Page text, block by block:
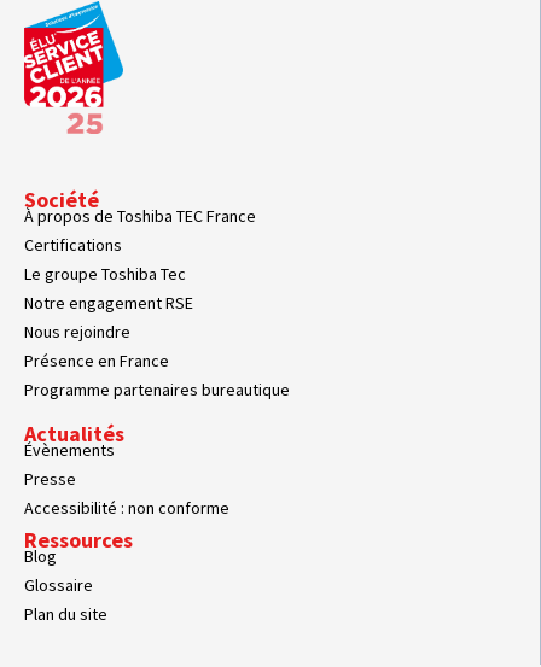
Société
À propos de Toshiba TEC France
Certifications
Le groupe Toshiba Tec
Notre engagement RSE
Nous rejoindre
Présence en France
Programme partenaires bureautique
Actualités
Évènements
Presse
Accessibilité : non conforme
Ressources
Blog
Glossaire
Plan du site